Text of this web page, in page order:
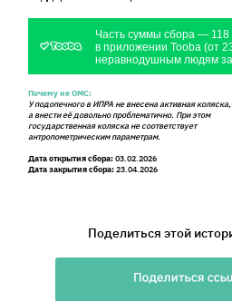
Часть суммы сбора — 118
в приложении Tooba (от
неравнодушным людям
Почему не ОМС:
У подопечного в ИПРА не внесена активная коляска,
а внести её довольно проблематично. При этом
государственная коляска не соответствует
антропометрическим параметрам.
Дата открытия сбора:03.02.2026
Дата закрытия сбора:23.04.2026
Поделиться этой